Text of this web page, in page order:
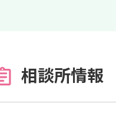
相談所情報